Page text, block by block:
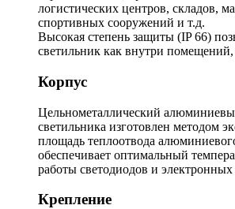
логистических центров, складов,
спортивных сооружений и т.д.
Высокая степень защиты (IP 66)
светильник как внутри
Корпус
Цельнометаллический
светильника изготовлен методом
площадь теплоотвода
обеспечивает оптимальный
работы светодиодов и
Крепление